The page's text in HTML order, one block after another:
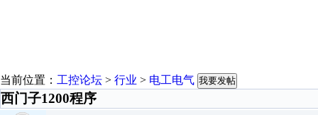
当前位置： 工控论坛 > 行业 > 电工电气 我要发帖
西门子1200程序